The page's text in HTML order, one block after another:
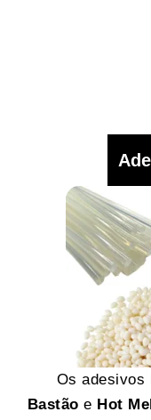
Os adesivos
Bastão e Hot